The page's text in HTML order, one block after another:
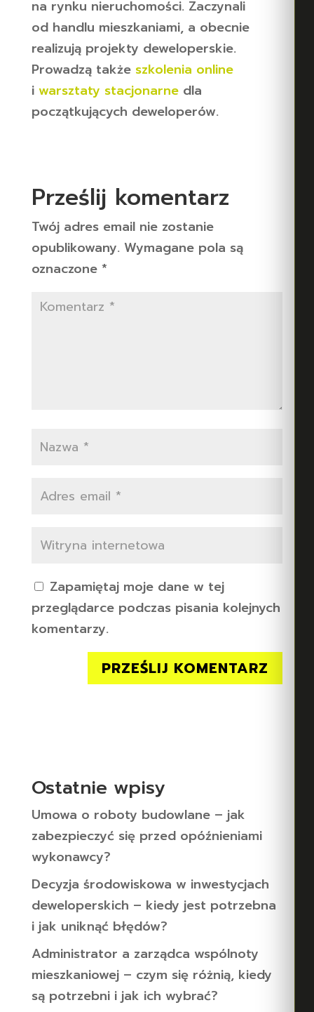
na rynku nieruchomości. Zaczynali
od handlu mieszkaniami, a obecnie
realizują projekty deweloperskie.
Prowadzą także szkolenia online
i warsztaty stacjonarnedla
początkujących deweloperów.
Prześlij komentarz
Twój adres email nie zostanie
opublikowany. Wymagane pola są
oznaczone *
Zapamiętaj moje dane w tej
przeglądarce podczas pisania kolejnych
komentarzy.
Ostatnie wpisy
Umowa o roboty budowlane – jak
zabezpieczyć się przed opóźnieniami
wykonawcy?
Decyzja środowiskowa w inwestycjach
deweloperskich – kiedy jest potrzebna
i jak uniknąć błędów?
Administrator a zarządca wspólnoty
mieszkaniowej – czym się różnią, kiedy
są potrzebni i jak ich wybrać?